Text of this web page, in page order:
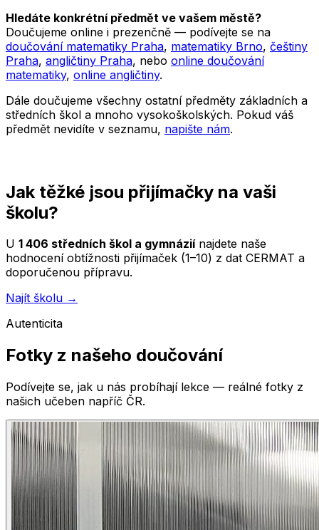
Hledáte konkrétní předmět ve vašem městě?
Doučujeme online i prezenčně — podívejte se na
doučování matematiky Praha, matematiky Brno, češtiny
Praha, angličtiny Praha, nebo online doučování
matematiky, online angličtiny.
Dále doučujeme všechny ostatní předměty základních a
středních škol a mnoho vysokoškolských. Pokud váš
předmět nevidíte v seznamu, napište nám.
Jak těžké jsou přijímačky na vaši
školu?
U 1 406 středních škol a gymnáziínajdete naše
hodnocení obtížnosti přijímaček (1–10) z dat CERMAT a
doporučenou přípravu.
Najít školu →
Autenticita
Fotky z našeho doučování
Podívejte se, jak u nás probíhají lekce — reálné fotky z
našich učeben napříč ČR.